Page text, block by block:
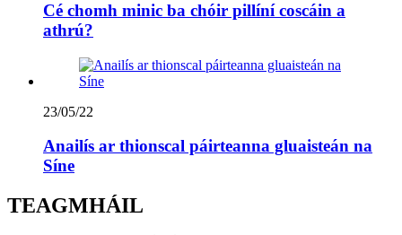
Cé chomh minic ba chóir pillíní coscáin a
athrú?
23/05/22
Anailís ar thionscal páirteanna gluaisteán na
Síne
TEAGMHÁIL